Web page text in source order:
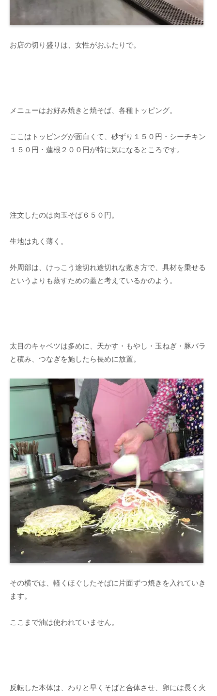
お店の切り盛りは、女性がおふたりで。
メニューはお好み焼きと焼そば、各種トッピング。
ここはトッピングが面白くて、砂ずり１５０円・シーチキン
１５０円・蓮根２００円が特に気になるところです。
注文したのは肉玉そば６５０円。
生地は丸く薄く。
外周部は、けっこう途切れ途切れな敷き方で、具材を乗せる
というよりも蒸すための蓋と考えているかのよう。
太目のキャベツは多めに、天かす・もやし・玉ねぎ・豚バラ
と積み、つなぎを施したら長めに放置。
その横では、軽くほぐしたそばに片面ずつ焼きを入れていき
ます。
ここまで油は使われていません。
反転した本体は、わりと早くそばと合体させ、卵には長く火